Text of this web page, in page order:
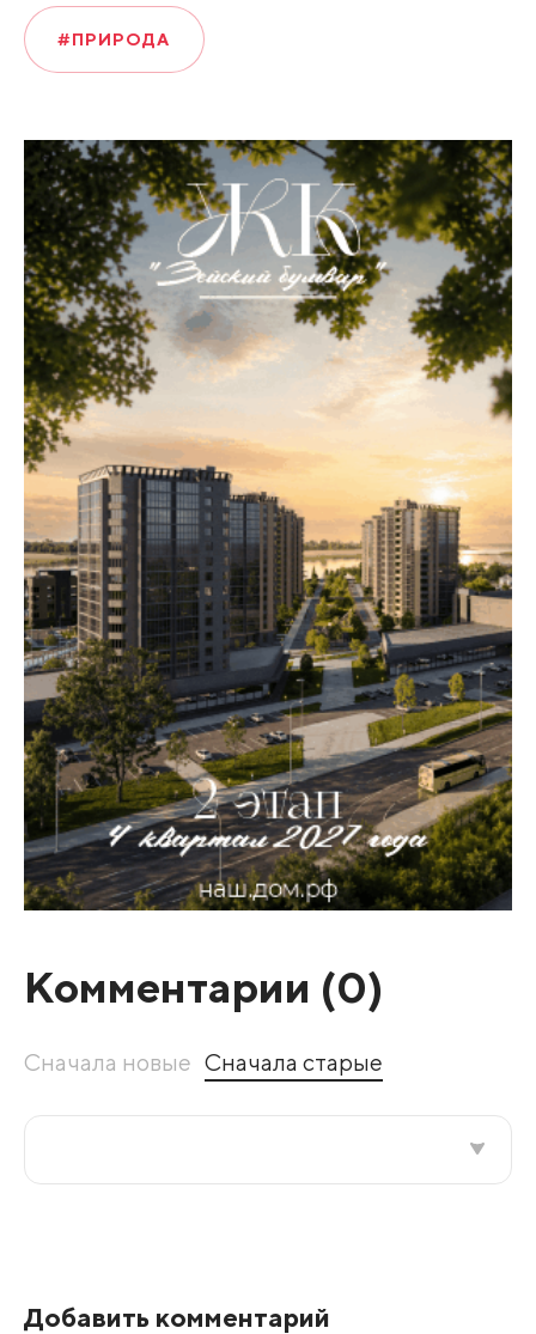
#ПРИРОДА
Комментарии (0)
Сначала новые Сначала старые
Добавить комментарий